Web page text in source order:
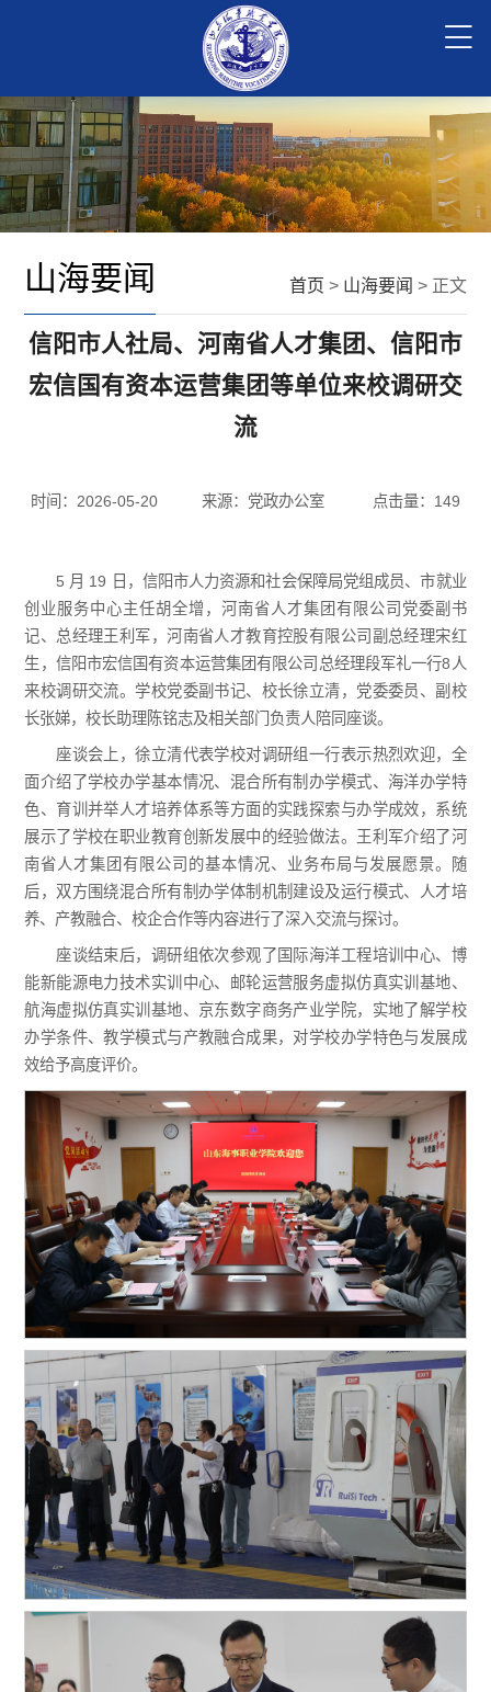
首页 > 山海要闻 > 正文
山海要闻
信阳市人社局、河南省人才集团、信阳市
宏信国有资本运营集团等单位来校调研交
流
时间：2026-05-20 来源：党政办公室 点击量： 149
5 月 19 日，信阳市人力资源和社会保障局党组成员、市就业
创业服务中心主任胡全增，河南省人才集团有限公司党委副书
记、总经理王利军，河南省人才教育控股有限公司副总经理宋红
生，信阳市宏信国有资本运营集团有限公司总经理段军礼一行8人
来校调研交流。学校党委副书记、校长徐立清，党委委员、副校
长张娣，校长助理陈铭志及相关部门负责人陪同座谈。
座谈会上，徐立清代表学校对调研组一行表示热烈欢迎，全
面介绍了学校办学基本情况、混合所有制办学模式、海洋办学特
色、育训并举人才培养体系等方面的实践探索与办学成效，系统
展示了学校在职业教育创新发展中的经验做法。王利军介绍了河
南省人才集团有限公司的基本情况、业务布局与发展愿景。随
后，双方围绕混合所有制办学体制机制建设及运行模式、人才培
养、产教融合、校企合作等内容进行了深入交流与探讨。
座谈结束后，调研组依次参观了国际海洋工程培训中心、博
能新能源电力技术实训中心、邮轮运营服务虚拟仿真实训基地、
航海虚拟仿真实训基地、京东数字商务产业学院，实地了解学校
办学条件、教学模式与产教融合成果，对学校办学特色与发展成
效给予高度评价。